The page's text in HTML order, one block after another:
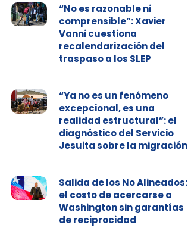
“No es razonable ni
comprensible”: Xavier
Vanni cuestiona
recalendarización del
traspaso a los SLEP
“Ya no es un fenómeno
excepcional, es una
realidad estructural”: el
diagnóstico del Servicio
Jesuita sobre la migración
Salida de los No Alineados:
el costo de acercarse a
Washington sin garantías
de reciprocidad